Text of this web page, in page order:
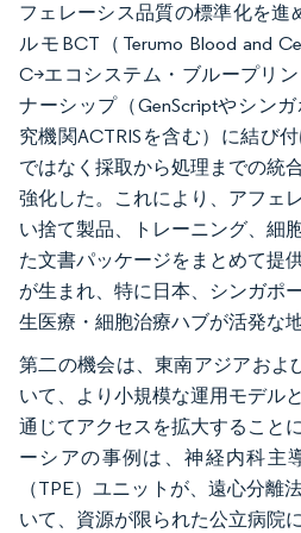
フェレーシス品質の標準化を進
ルモBCT（Terumo Blood and
C>エコシステム・ブループリ
ナーシップ（GenScriptやシン
究機関ACTRISを含む）に結び
ではなく採取から処理までの統
強化した。これにより、アフェ
い捨て製品、トレーニング、細
た文書パッケージをまとめて提
が生まれ、特に日本、シンガポ
生医療・細胞治療ハブが活発な
第二の機会は、東南アジアおよ
いて、より小規模な運用モデル
通じてアクセスを拡大すること
ーシアの事例は、神経内科主
（TPE）ユニットが、遠心分離
いて、資源が限られた公立病院